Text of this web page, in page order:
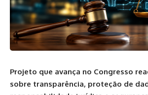
Projeto que avança no Congresso
sobre transparência, proteção de